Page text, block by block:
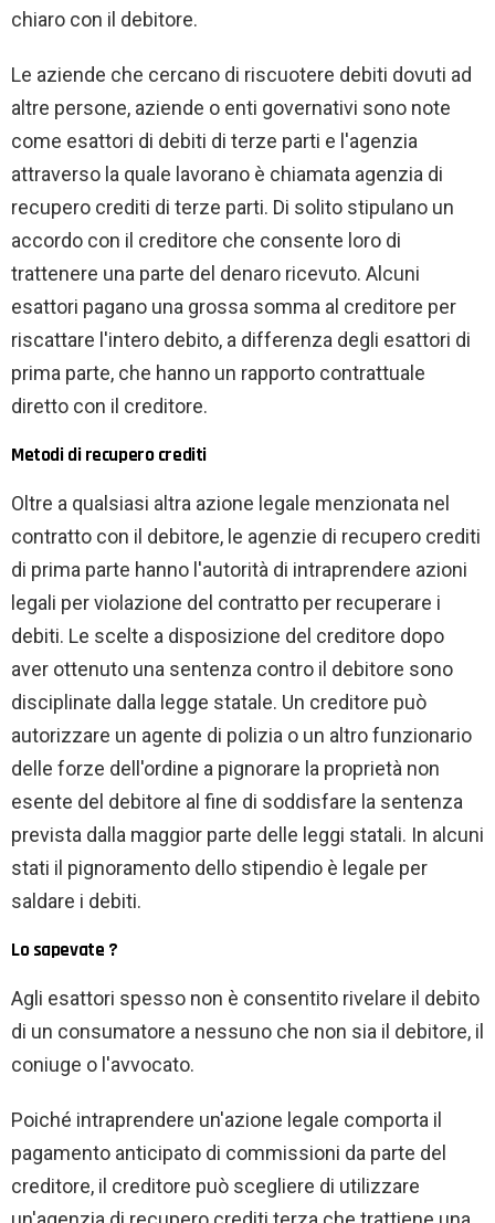
chiaro con il debitore.
Le aziende che cercano di riscuotere debiti dovuti ad
altre persone, aziende o enti governativi sono note
come esattori di debiti di terze parti e l'agenzia
attraverso la quale lavorano è chiamata agenzia di
recupero crediti di terze parti. Di solito stipulano un
accordo con il creditore che consente loro di
trattenere una parte del denaro ricevuto. Alcuni
esattori pagano una grossa somma al creditore per
riscattare l'intero debito, a differenza degli esattori di
prima parte, che hanno un rapporto contrattuale
diretto con il creditore.
Metodi di recupero crediti
Oltre a qualsiasi altra azione legale menzionata nel
contratto con il debitore, le agenzie di recupero crediti
di prima parte hanno l'autorità di intraprendere azioni
legali per violazione del contratto per recuperare i
debiti. Le scelte a disposizione del creditore dopo
aver ottenuto una sentenza contro il debitore sono
disciplinate dalla legge statale. Un creditore può
autorizzare un agente di polizia o un altro funzionario
delle forze dell'ordine a pignorare la proprietà non
esente del debitore al fine di soddisfare la sentenza
prevista dalla maggior parte delle leggi statali. In alcuni
stati il ​​pignoramento dello stipendio è legale per
saldare i debiti.
Lo sapevate ?
Agli esattori spesso non è consentito rivelare il debito
di un consumatore a nessuno che non sia il debitore, il
coniuge o l'avvocato.
Poiché intraprendere un'azione legale comporta il
pagamento anticipato di commissioni da parte del
creditore, il creditore può scegliere di utilizzare